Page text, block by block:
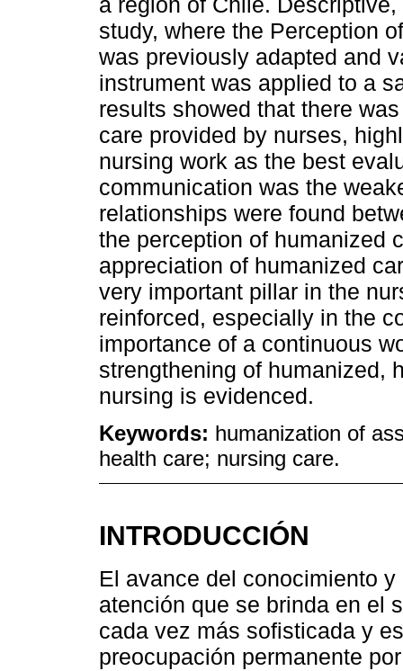
study, where the Perception
was previously adapted and
instrument was applied to a
results showed that there
care provided by nurses,
nursing work as the best
communication was the
relationships were found
the perception of humanized
appreciation of humanized
very important pillar in the
reinforced, especially in the
importance of a continuous
strengthening of humanized,
nursing is evidenced.
Keywords: humanization of
health care; nursing care.
INTRODUCCIÓN
El avance del conocimiento
atención que se brinda en el
cada vez más sofisticada y
preocupación permanente